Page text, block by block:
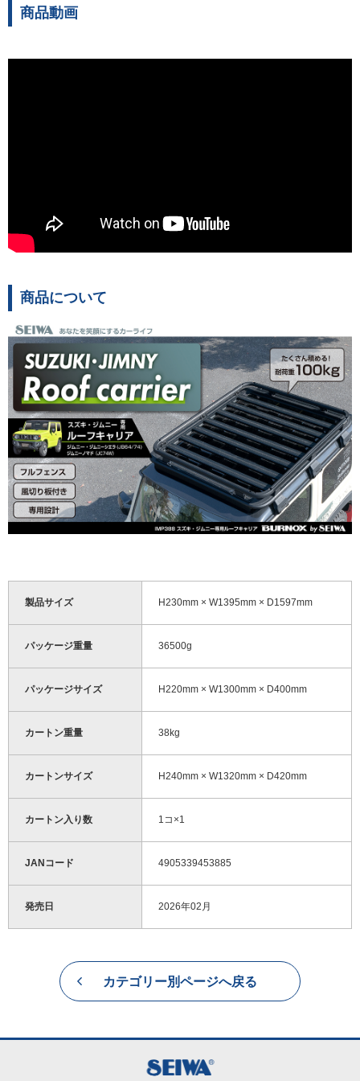
商品動画
商品について
製品サイズ H230mm × W1395mm × D1597mm
パッケージ重量 36500g
パッケージサイズ H220mm × W1300mm × D400mm
カートン重量 38kg
カートンサイズ H240mm × W1320mm × D420mm
カートン入り数 1コ×1
JANコード 4905339453885
発売日 2026年02月
カテゴリー別ページへ戻る